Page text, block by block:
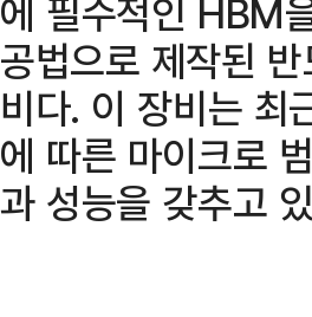
에 필수적인 HBM
공법으로 제작된
비다. 이 장비는 최
에 따른 마이크로
과 성능을 갖추고